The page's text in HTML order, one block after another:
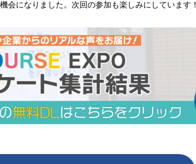
会になりました。次回の参加も楽しみにしています！